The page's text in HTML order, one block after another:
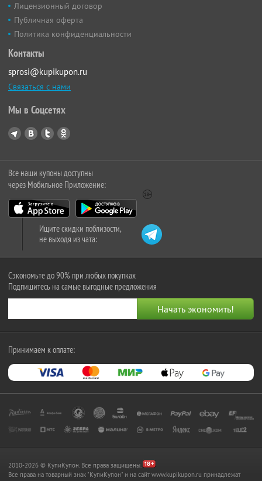
Лицензионный договор
Публичная оферта
Политика конфиденциальности
Контакты
sprosi@kupikupon.ru
Связаться с нами
Мы в Соцсетях
Все наши купоны доступны
через Мобильное Приложение:
Ищите скидки поблизости,
не выходя из чата:
Сэкономьте до 90% при любых покупках
Подпишитесь на самые выгодные предложения
Принимаем к оплате:
2010-2026 © КупиКупон. Все права защищены.
Все права на товарный знак "КупиКупон" и на сайт www.kupikupon.ru принадлежат